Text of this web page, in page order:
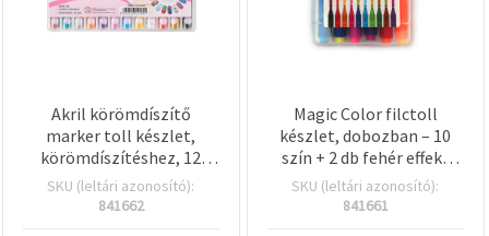
Akril körömdíszítő
marker toll készlet,
körömdíszítéshez, 12
vegyes szín
SKU (leltári azonosító):
841662
Magic Color filctoll
készlet, dobozban – 10
szín + 2 db fehér effekt
filctoll
SKU (leltári azonosító):
841661